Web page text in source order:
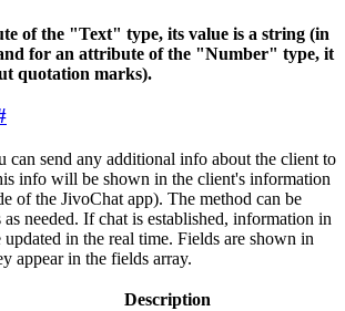
of the "Text" type, its value is a string (in
for an attribute of the "Number" type, it
quotation marks).
can send any additional info about the client to
info will be shown in the client's information
of the JivoChat app). The method can be
as needed. If chat is established, information in
in the real time. Fields are shown in
appear in the fields array.
Description